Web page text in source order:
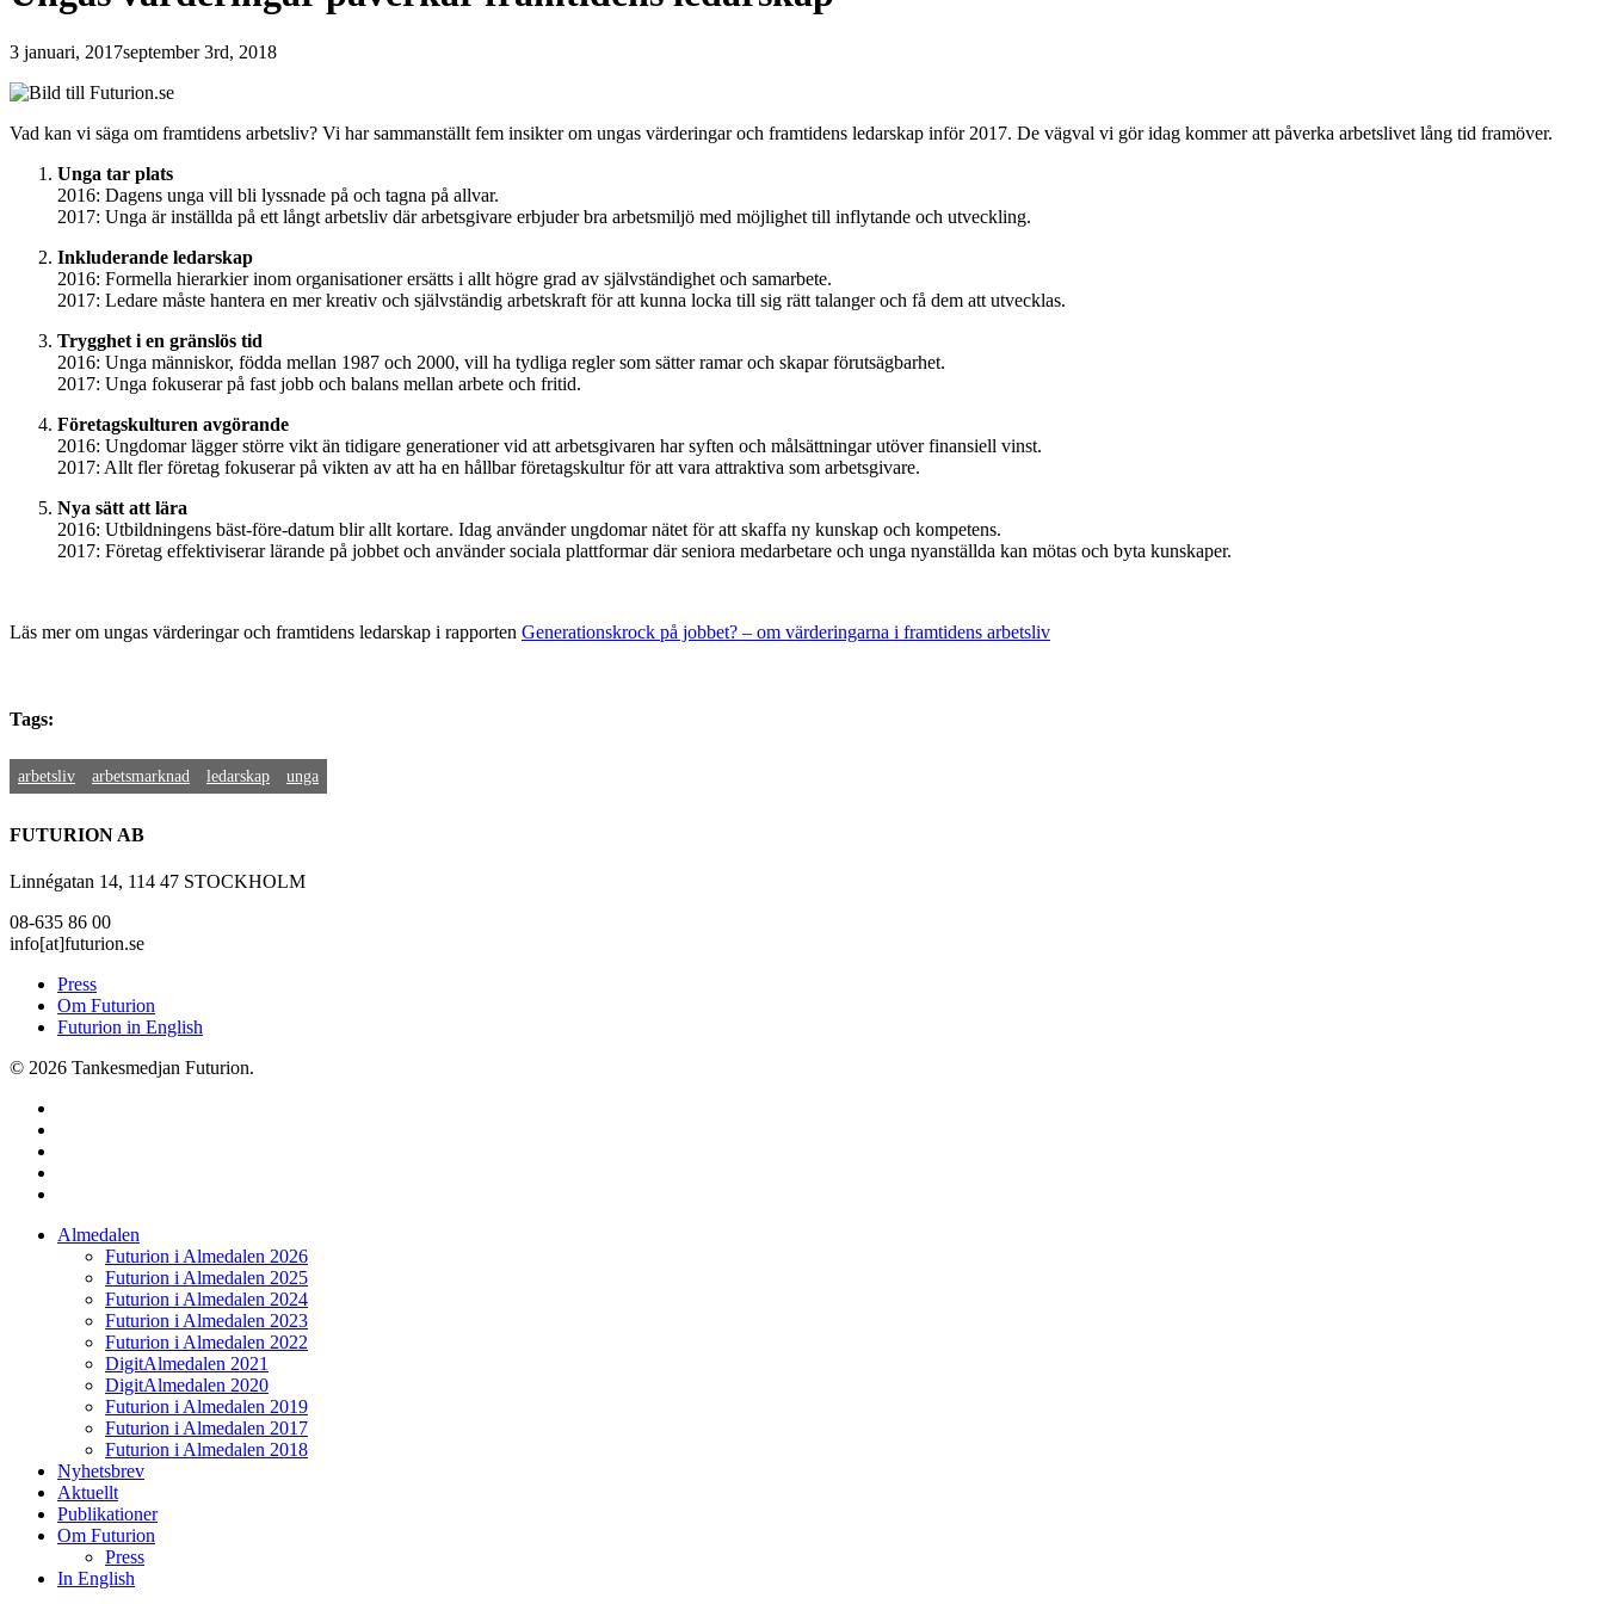
3 januari, 2017september 3rd, 2018
Vad kan vi säga om framtidens arbetsliv? Vi har sammanställt fem insikter om ungas värderingar och framtidens ledarskap inför 2017. De vägval vi gör idag kommer att påverka arbetslivet lång tid framöver.
Unga tar plats
2016: Dagens unga vill bli lyssnade på och tagna på allvar.
2017: Unga är inställda på ett långt arbetsliv där arbetsgivare erbjuder bra arbetsmiljö med möjlighet till inflytande och utveckling.
Inkluderande ledarskap
2016: Formella hierarkier inom organisationer ersätts i allt högre grad av självständighet och samarbete.
2017: Ledare måste hantera en mer kreativ och självständig arbetskraft för att kunna locka till sig rätt talanger och få dem att utvecklas.
Trygghet i en gränslös tid
2016: Unga människor, födda mellan 1987 och 2000, vill ha tydliga regler som sätter ramar och skapar förutsägbarhet.
2017: Unga fokuserar på fast jobb och balans mellan arbete och fritid.
Företagskulturen avgörande
2016: Ungdomar lägger större vikt än tidigare generationer vid att arbetsgivaren har syften och målsättningar utöver finansiell vinst.
2017: Allt fler företag fokuserar på vikten av att ha en hållbar företagskultur för att vara attraktiva som arbetsgivare.
Nya sätt att lära
2016: Utbildningens bäst-före-datum blir allt kortare. Idag använder ungdomar nätet för att skaffa ny kunskap och kompetens.
2017: Företag effektiviserar lärande på jobbet och använder sociala plattformar där seniora medarbetare och unga nyanställda kan mötas och byta kunskaper.
Läs mer om ungas värderingar och framtidens ledarskap i rapporten Generationskrock på jobbet? – om värderingarna i framtidens arbetsliv
Tags:
arbetsliv arbetsmarknad ledarskap unga
FUTURION AB
Linnégatan 14, 114 47 STOCKHOLM
08-635 86 00
info[at]futurion.se
Press
Om Futurion
Futurion in English
© 2026 Tankesmedjan Futurion.
Close
Almedalen
Futurion i Almedalen 2026
Futurion i Almedalen 2025
Futurion i Almedalen 2024
Futurion i Almedalen 2023
Futurion i Almedalen 2022
DigitAlmedalen 2021
DigitAlmedalen 2020
Futurion i Almedalen 2019
Futurion i Almedalen 2017
Futurion i Almedalen 2018
Nyhetsbrev
Aktuellt
Publikationer
Om Futurion
Press
In English